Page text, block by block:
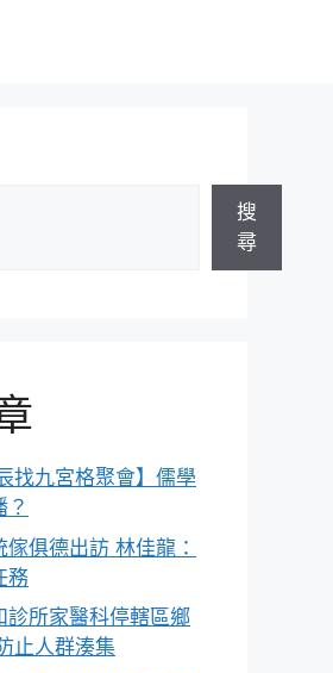
搜
尋
找九宮格聚會】儒學
？
俱德出訪 林佳龍：
務
診所家醫科停轄區鄉
止人群湊集